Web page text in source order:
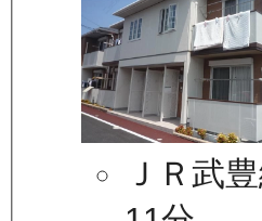
ＪＲ武